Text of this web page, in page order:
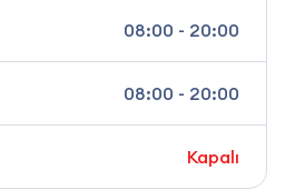
08:00 - 20:00
08:00 - 20:00
Kapalı